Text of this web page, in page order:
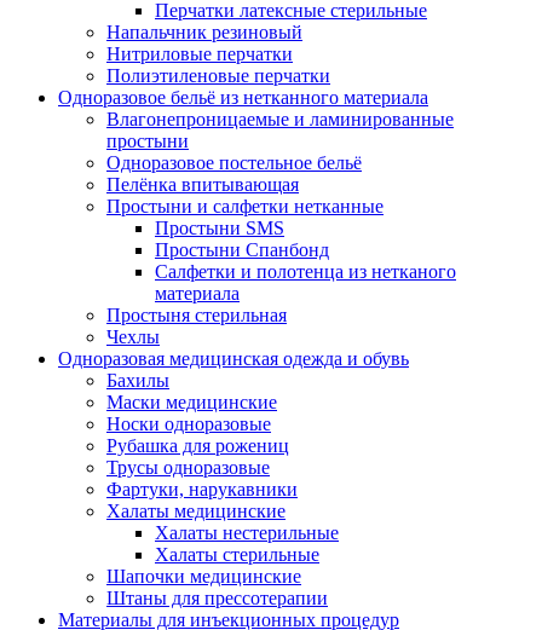
Перчатки латексные стерильные
Напальчник резиновый
Нитриловые перчатки
Полиэтиленовые перчатки
Одноразовое бельё из нетканного материала
Влагонепроницаемые и ламинированные
простыни
Одноразовое постельное бельё
Пелёнка впитывающая
Простыни и салфетки нетканные
Простыни SMS
Простыни Спанбонд
Салфетки и полотенца из нетканого
материала
Простыня стерильная
Чехлы
Одноразовая медицинская одежда и обувь
Бахилы
Маски медицинские
Носки одноразовые
Рубашка для рожениц
Трусы одноразовые
Фартуки, нарукавники
Халаты медицинские
Халаты нестерильные
Халаты стерильные
Шапочки медицинские
Штаны для прессотерапии
Материалы для инъекционных процедур